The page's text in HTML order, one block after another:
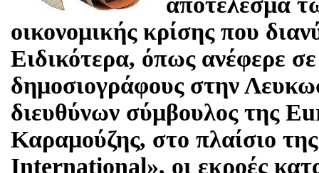
οικονομικής κρίσης που
Ειδικότερα, όπως ανέφερε
δημοσιογράφους στην
διευθύνων σύμβουλος της
Καραμούζης, στο πλαίσιο
International», οι εκροές